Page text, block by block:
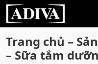
Trang chủ –
– Sữa tắm